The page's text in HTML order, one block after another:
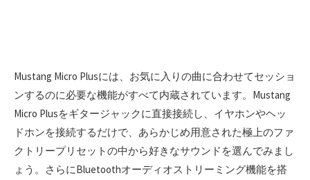
Mustang Micro Plusには、お気に入りの曲に合わせてセッショ
ンするのに必要な機能がすべて内蔵されています。Mustang
Micro Plusをギタージャックに直接接続し、イヤホンやヘッ
ドホンを接続するだけで、あらかじめ用意された極上のファ
クトリープリセットの中から好きなサウンドを選んでみまし
ょう。さらにBluetoothオーディオストリーミング機能を搭